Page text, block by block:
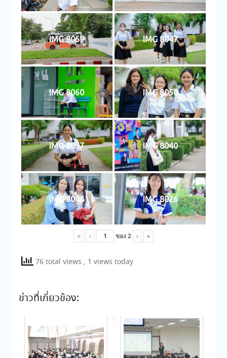
IMG 8069 IMG 8047
IMG 8060 IMG 8050
IMG 8057 IMG 8040
IMG 8044 IMG 8026
« ‹ ของ2 › »
76 total views , 1 views today
ข่าวที่เกี่ยวข้อง: